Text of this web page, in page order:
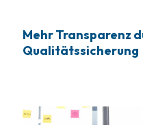
Mehr Transparenz
Qualitätssicherung